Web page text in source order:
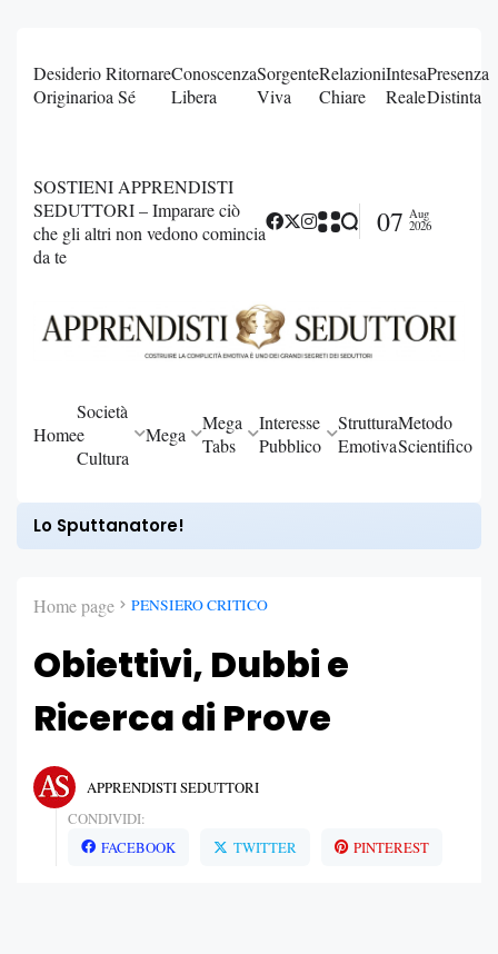
Desiderio
Originario
Ritornare
a Sé
Conoscenza
Libera
Sorgente
Viva
Relazioni
Chiare
Intesa
Reale
Presenza
Distinta
SOSTIENI APPRENDISTI
SEDUTTORI – Imparare ciò
che gli altri non vedono comincia
da te
07 Aug
2026
Home
Società
e
Cultura
Mega
Mega
Tabs
Interesse
Pubblico
Struttura
Emotiva
Metodo
Scientifico
Lo Sputtanatore!
Home page PENSIERO CRITICO
Obiettivi, Dubbi e
Ricerca di Prove
APPRENDISTI SEDUTTORI
CONDIVIDI:
FACEBOOK
TWITTER PINTEREST